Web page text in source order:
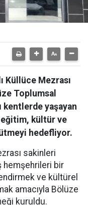
Küllüce Mezrası
Toplumsal
kentlerde yaşayan
kültür ve
hedefliyor.
sakinleri
hemşehrileri bir
ve kültürel
amacıyla Bölüze
kuruldu.